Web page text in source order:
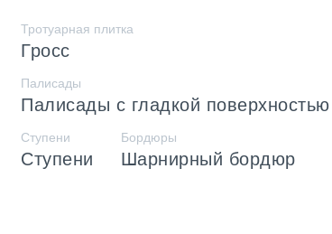
Тротуарная плитка
Гросс
Палисады
Палисады с гладкой поверхностью
Ступени
Ступени
Бордюры
Шарнирный бордюр